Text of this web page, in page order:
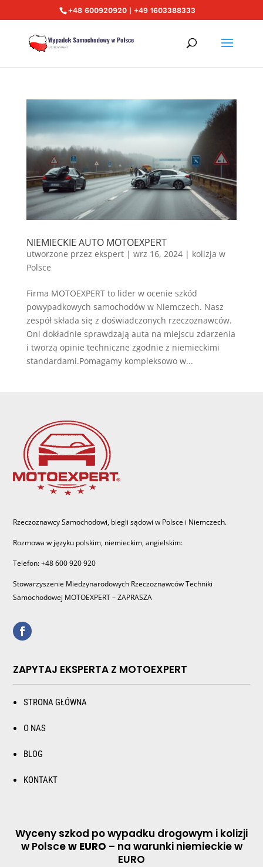
+48 600920920 | +49 1603388333
NIEMIECKIE AUTO MOTOEXPERT
utworzone przez ekspert| wrz 16, 2024| kolizja w
Polsce
Firma MOTOEXPERT to lider w ocenie szkód
powypadkowych samochodów w Niemczech. Nasz
zespół składa się z doświadczonych rzeczoznawców.
Oni dokładnie sprawdzają auta na miejscu zdarzenia
i tworzą opinie techniczne zgodnie z niemieckimi
standardami.Pomagamy kompleksowo w...
Rzeczoznawcy Samochodowi, biegli sądowi w Polsce i Niemczech.
Rozmowa w języku polskim, niemieckim, angielskim:
Telefon: +48 600 920 920
Stowarzyszenie Miedzynarodowych Rzeczoznawców Techniki
Samochodowej MOTOEXPERT – ZAPRASZA
ZAPYTAJ EKSPERTA Z MOTOEXPERT
STRONA GŁÓWNA
O NAS
BLOG
KONTAKT
Wyceny szkod po wypadku drogowym i kolizji
w Polscew EURO – na warunki niemieckie w
EURO